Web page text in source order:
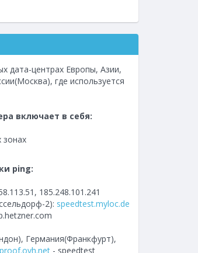
дата-центрах Европы, Азии,
где используется
включает в себя:
зонах
ping:
185.248.101.241
2): speedtest.myloc.de
Германия(Франкфурт),
proof.ovh.net - speedtest